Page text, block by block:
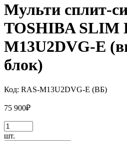
Мульти сплит-
TOSHIBA SLIM
M13U2DVG-E
блок)
Код: RAS-M13U2DVG-E (ВБ)
75 900₽
шт.